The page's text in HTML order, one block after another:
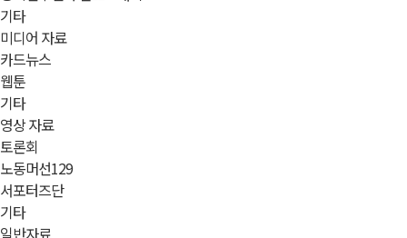
기타
미디어 자료
카드뉴스
웹툰
기타
영상 자료
토론회
노동머선129
서포터즈단
기타
일반자료